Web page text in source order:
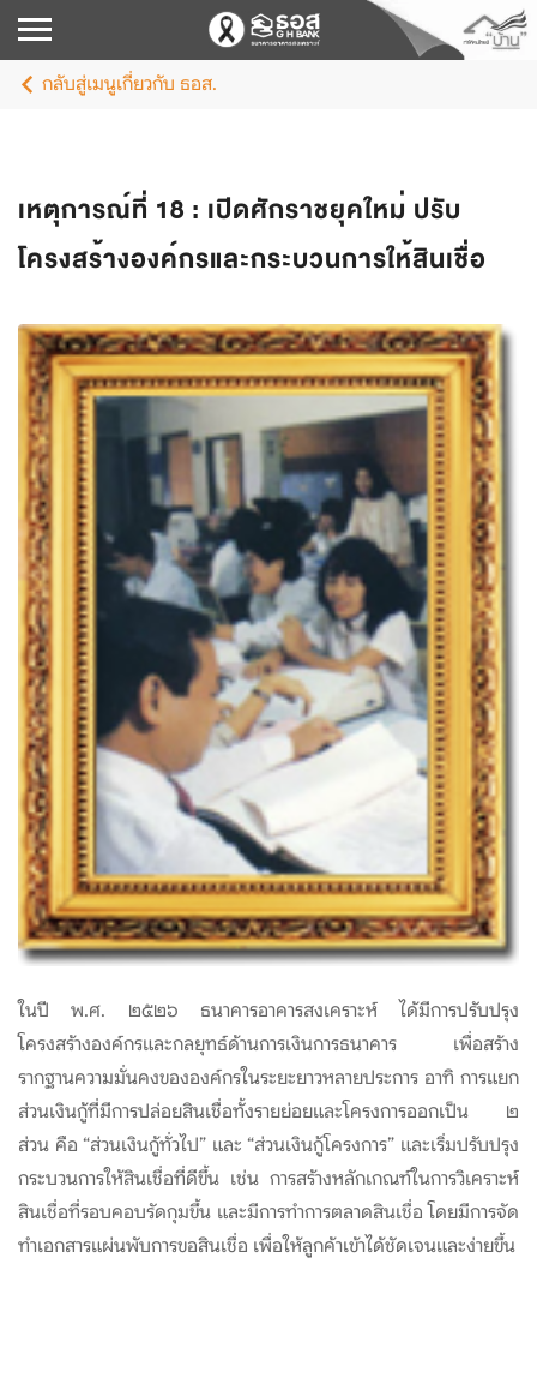
กลับสู่เมนูเกี่ยวกับ ธอส.
เหตุการณ์ที่ 18 : เปิดศักราชยุคใหม่ ปรับ
โครงสร้างองค์กรและกระบวนการให้สินเชื่อ
ในปี พ.ศ. ๒๕๒๖ ธนาคารอาคารสงเคราะห์ ได้มีการปรับปรุง
โครงสร้างองค์กรและกลยุทธ์ด้านการเงินการธนาคาร เพื่อสร้าง
รากฐานความมั่นคงขององค์กรในระยะยาวหลายประการ อาทิ การแยก
ส่วนเงินกู้ที่มีการปล่อยสินเชื่อทั้งรายย่อยและโครงการออกเป็น ๒
ส่วน คือ “ส่วนเงินกู้ทั่วไป” และ “ส่วนเงินกู้โครงการ” และเริ่มปรับปรุง
กระบวนการให้สินเชื่อที่ดีขึ้น เช่น การสร้างหลักเกณฑ์ในการวิเคราะห์
สินเชื่อที่รอบคอบรัดกุมขึ้น และมีการทำการตลาดสินเชื่อ โดยมีการจัด
ทำเอกสารแผ่นพับการขอสินเชื่อ เพื่อให้ลูกค้าเข้าได้ชัดเจนและง่ายขึ้น